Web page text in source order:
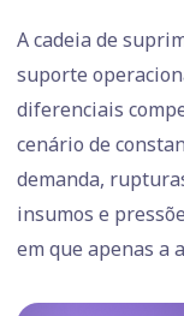
A cadeia de
suporte
diferenciais
cenário de
demanda,
insumos e
em que apenas a